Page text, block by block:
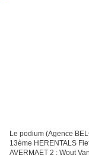
Le podium (Agence BELGA) Jeudi 27 juillet 2017 Herentals (Belgique)
13ème HERENTALS
AVERMAET 2 : Wout